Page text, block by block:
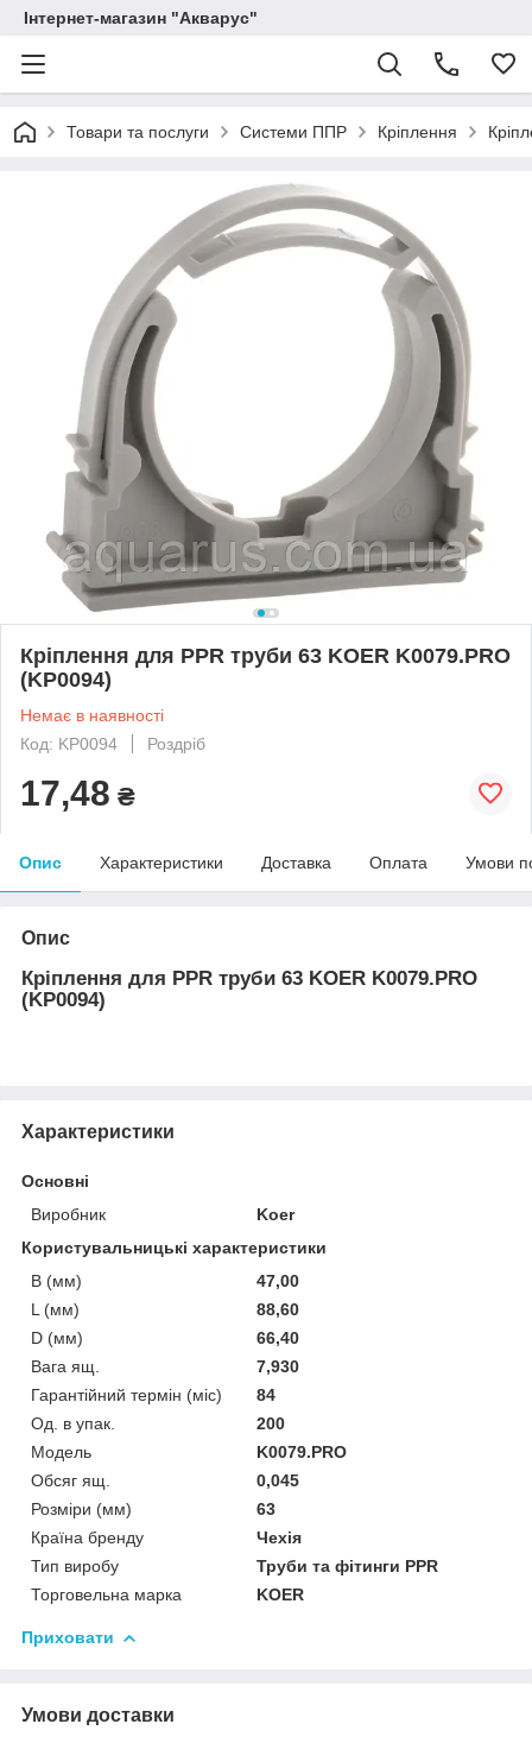
Інтернет-магазин "Акварус"
Товари та послуги Системи ППР Кріплення
Кріплення для PPR труби 63 KOER K0079.PRO
(KP0094)
Немає в наявності
Код: KP0094
Роздріб
17,48 ₴
Опис Характеристики Доставка Оплата Умови
Опис
Кріплення для PPR труби 63 KOER K0079.PRO
(KP0094)
Характеристики
Основні
Виробник
Koer
Користувальницькі характеристики
B (мм)
47,00
L (мм)
88,60
D (мм)
66,40
Вага ящ.
7,930
Гарантійний термін (міс)
84
Од. в упак.
200
Мoдель
K0079.PRO
Обсяг ящ.
0,045
Розміри (мм)
63
Країна бренду
Чехія
Тип виробу
Труби та фітинги PPR
Торговельна марка
KOER
Приховати
Умови доставки